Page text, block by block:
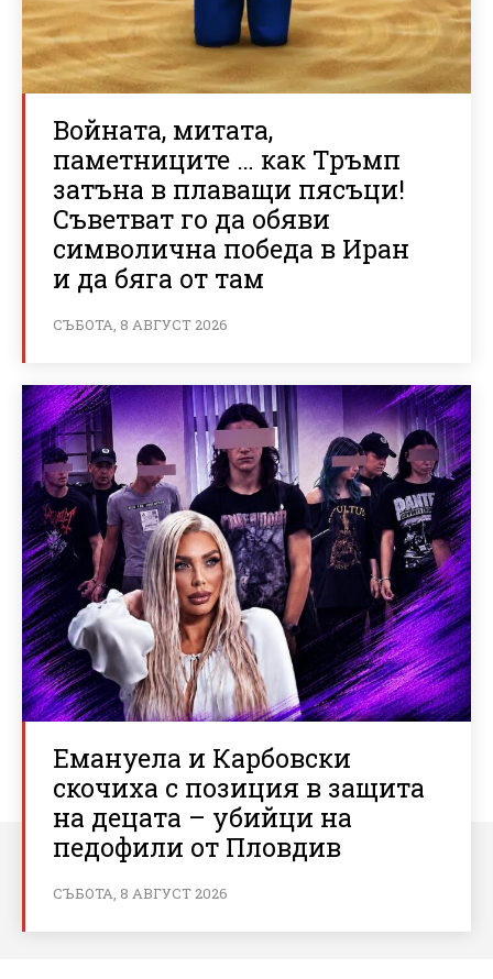
Войната, митата,
паметниците … как Тръмп
затъна в плаващи пясъци!
Съветват го да обяви
символична победа в Иран
и да бяга от там
СЪБОТА, 8 АВГУСТ 2026
Емануела и Карбовски
скочиха с позиция в защита
на децата – убийци на
педофили от Пловдив
СЪБОТА, 8 АВГУСТ 2026